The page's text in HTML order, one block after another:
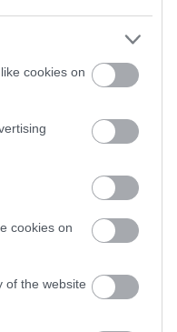
cookies on
cookies on
of the website
Archívum
2022 november
2022 szeptember
2022 augusztus
2022 április (
2021 december
2021 október